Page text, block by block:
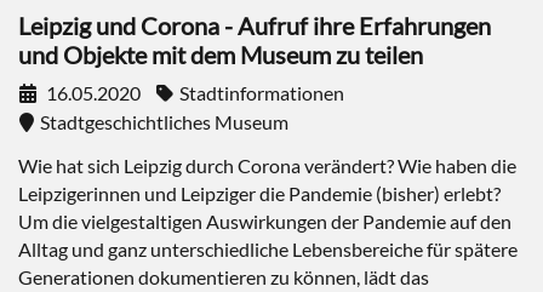
Leipzig und Corona - Aufruf ihre Erfahrungen
und Objekte mit dem Museum zu teilen
16.05.2020
Stadtinformationen
Stadtgeschichtliches Museum
Wie hat sich Leipzig durch Corona verändert? Wie haben die
Leipzigerinnen und Leipziger die Pandemie (bisher) erlebt?
Um die vielgestaltigen Auswirkungen der Pandemie auf den
Alltag und ganz unterschiedliche Lebensbereiche für spätere
Generationen dokumentieren zu können, lädt das